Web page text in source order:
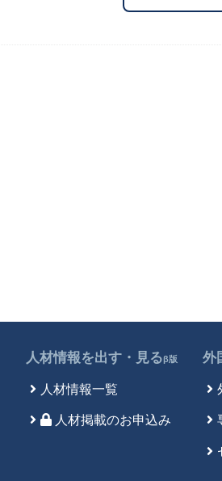
人材情報を出す・見るβ版
人材情報一覧
人材掲載のお申込み
外